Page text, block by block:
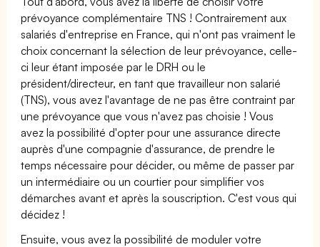
prévoyance complémentaire TNS ! Contrairement aux
salariés d'entreprise en France, qui n'ont pas vraiment le
choix concernant la sélection de leur prévoyance, celle-
ci leur étant imposée par le DRH ou le
président/directeur, en tant que travailleur non salarié
(TNS), vous avez l'avantage de ne pas être contraint par
une prévoyance que vous n'avez pas choisie ! Vous
avez la possibilité d'opter pour une assurance directe
auprès d'une compagnie d'assurance, de prendre le
temps nécessaire pour décider, ou même de passer par
un intermédiaire ou un courtier pour simplifier vos
démarches avant et après la souscription. C'est vous qui
décidez !
Ensuite, vous avez la possibilité de moduler votre